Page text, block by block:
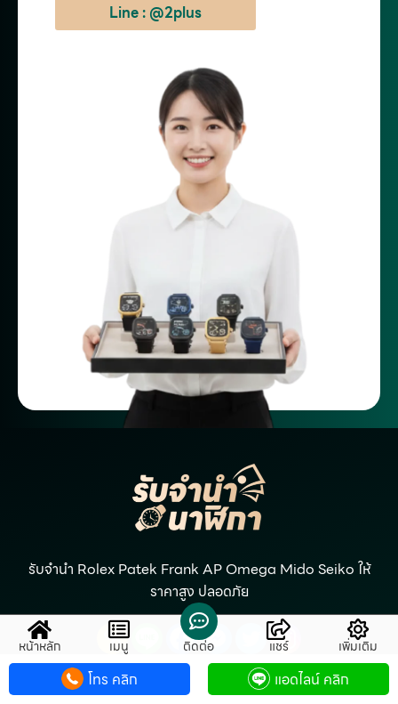
Line : @2plus
รับจำนำ Rolex Patek Frank AP Omega Mido Seiko ให้
ราคาสูง ปลอดภัย
หน้าหลัก เมนู ติดต่อ แชร์ เพิ่มเติม
โทร คลิก แอดไลน์ คลิก